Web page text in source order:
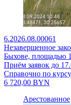
6.2026.08.00061
Незавершенное
Быхове, площадью
Приём заявок до
Справочно по
6 720,00 BYN
Арестованное